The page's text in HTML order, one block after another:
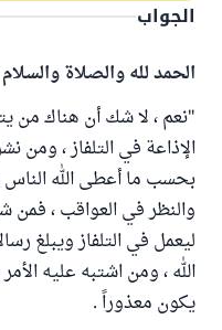
الجواب
الحمد لله والصلاة
"نعم ، لا شك أن هناك من
الإذاعة في التلفاز ، ومن
بحسب ما أعطى الله الناس
والنظر في العواقب ، فمن
ليعمل في التلفاز ويبلغ
الله ، ومن اشتبه عليه
يكون معذوراً .